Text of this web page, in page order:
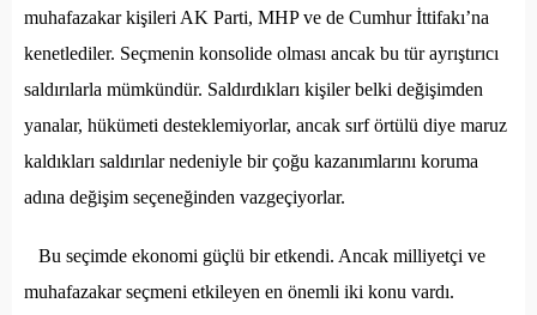
muhafazakar kişileri AK Parti, MHP ve de Cumhur İttifakı’na
kenetlediler. Seçmenin konsolide olması ancak bu tür ayrıştırıcı
saldırılarla mümkündür. Saldırdıkları kişiler belki değişimden
yanalar, hükümeti desteklemiyorlar, ancak sırf örtülü diye maruz
kaldıkları saldırılar nedeniyle bir çoğu kazanımlarını koruma
adına değişim seçeneğinden vazgeçiyorlar.
Bu seçimde ekonomi güçlü bir etkendi. Ancak milliyetçi ve
muhafazakar seçmeni etkileyen en önemli iki konu vardı.